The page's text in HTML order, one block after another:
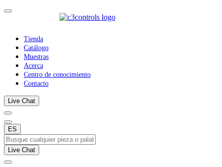
Tienda
Catálogo
Muestras
Acerca
Centro de conocimiento
Contacto
Live Chat
ES
Live Chat